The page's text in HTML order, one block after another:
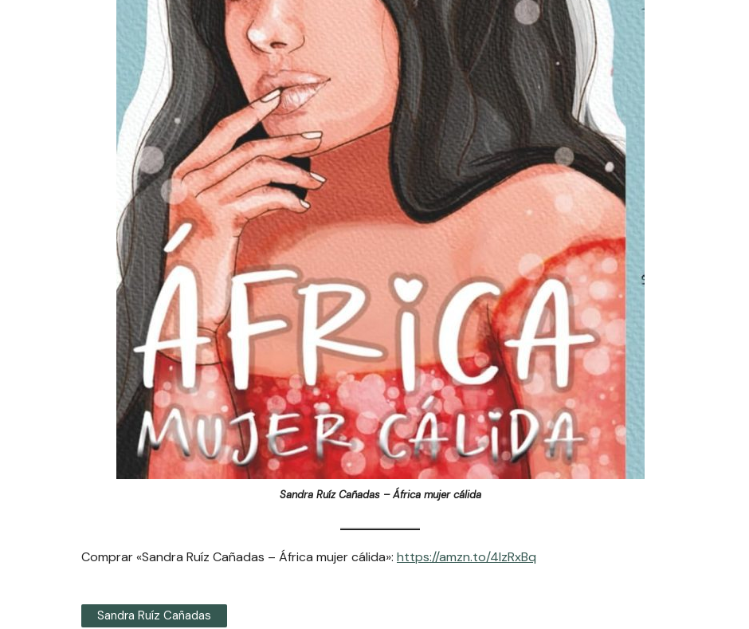
Sandra Ruíz Cañadas – África mujer cálida
Comprar «Sandra Ruíz Cañadas – África mujer cálida»: https://amzn.to/4lzRxBq
Sandra Ruíz Cañadas